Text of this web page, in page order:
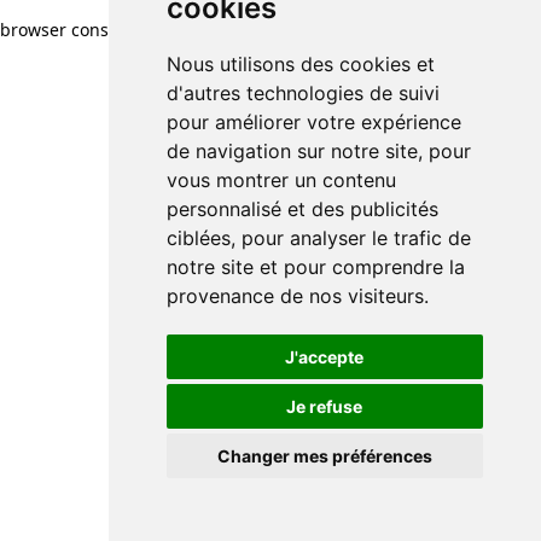
cookies
Nous utilisons des cookies et
d'autres technologies de suivi
pour améliorer votre expérience
de navigation sur notre site, pour
vous montrer un contenu
personnalisé et des publicités
ciblées, pour analyser le trafic de
notre site et pour comprendre la
provenance de nos visiteurs.
J'accepte
Je refuse
Changer mes préférences
browser console for more information)